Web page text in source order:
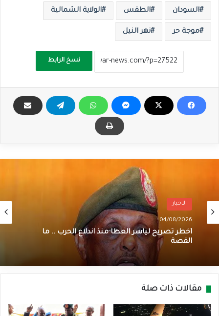
السودان الطقس الولاية الشمالية
موجة حر نهر النيل
نسخ الرابط
الاخبار
04/08/2026
أخطر تصريح لياسر العطا منذ اندلاع الحرب .. ما
القصة
مقالات ذات صلة